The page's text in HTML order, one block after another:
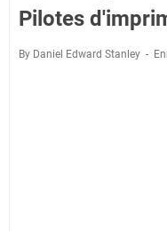
Pilotes
By Daniel Edward Stanley